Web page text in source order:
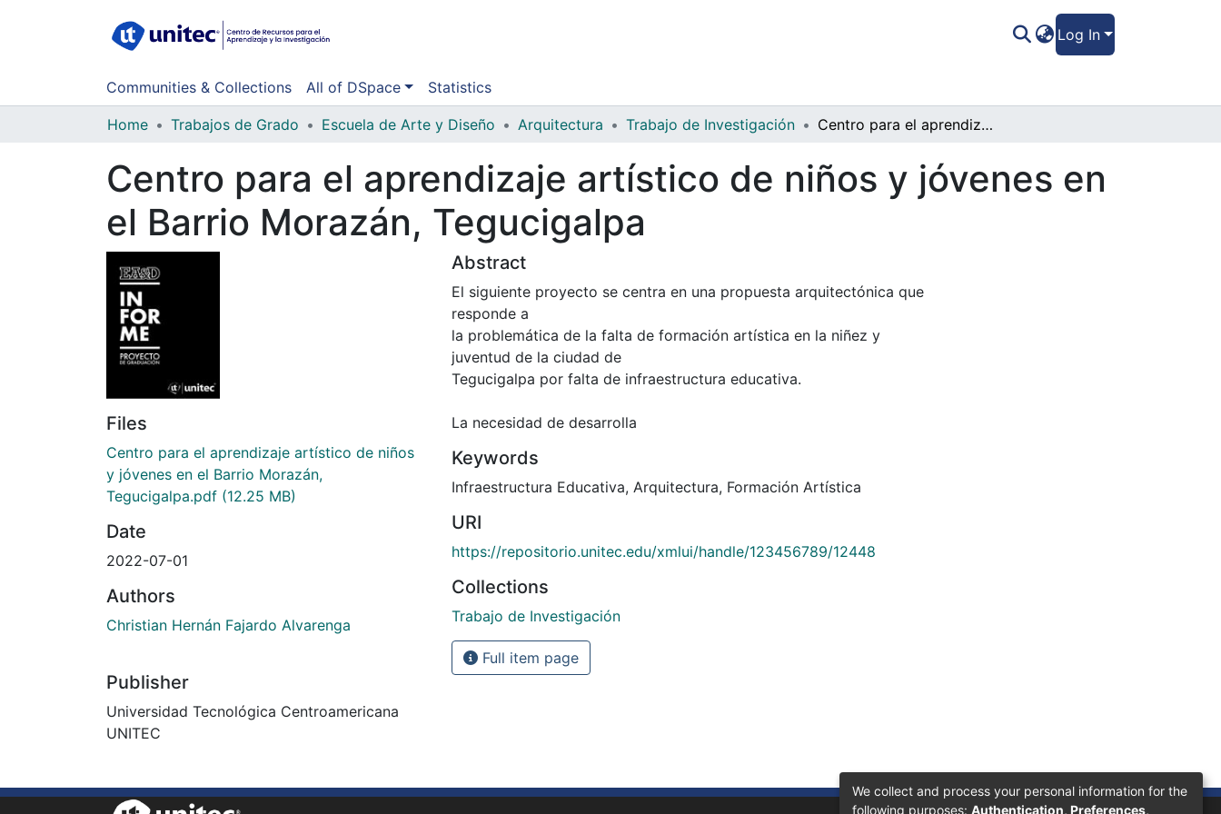
Log In
Communities & Collections All of DSpace Statistics
Home Trabajos de Grado Escuela de Arte y Diseño Arquitectura Trabajo de Investigación Centro para el aprendizaje artístico de niños y jóvenes en el Barrio Morazán, Tegucigalpa
Centro para el aprendizaje artístico de niños y jóvenes en
el Barrio Morazán, Tegucigalpa
Files
Centro para el aprendizaje artístico de niños
y jóvenes en el Barrio Morazán,
Tegucigalpa.pdf (12.25 MB)
Date
2022-07-01
Authors
Christian Hernán Fajardo Alvarenga
Publisher
Universidad Tecnológica Centroamericana
UNITEC
Abstract
El siguiente proyecto se centra en una propuesta arquitectónica que
responde a
la problemática de la falta de formación artística en la niñez y
juventud de la ciudad de
Tegucigalpa por falta de infraestructura educativa.
La necesidad de desarrolla
Keywords
Infraestructura Educativa, Arquitectura, Formación Artística
URI
https://repositorio.unitec.edu/xmlui/handle/123456789/12448
Collections
Trabajo de Investigación
Full item page
We collect and process your personal information for the
following purposes: Authentication, Preferences,